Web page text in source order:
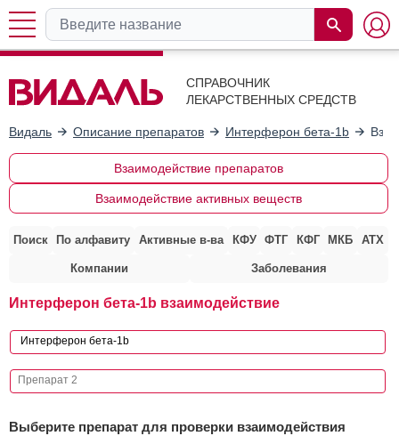
СПРАВОЧНИК
ЛЕКАРСТВЕННЫХ СРЕДСТВ
Видаль Описание препаратов Интерферон бета-1b
Взаимодействие препаратов
Взаимодействие активных веществ
Поиск По алфавиту Активные в-ва КФУ ФТГ КФГ МКБ АТХ
Компании Заболевания
Интерферон бета-1b взаимодействие
Выберите препарат для проверки взаимодействия